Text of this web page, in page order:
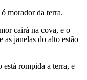
morador da terra.
cairá na cova, e o
as janelas do alto estão
está rompida a terra, e